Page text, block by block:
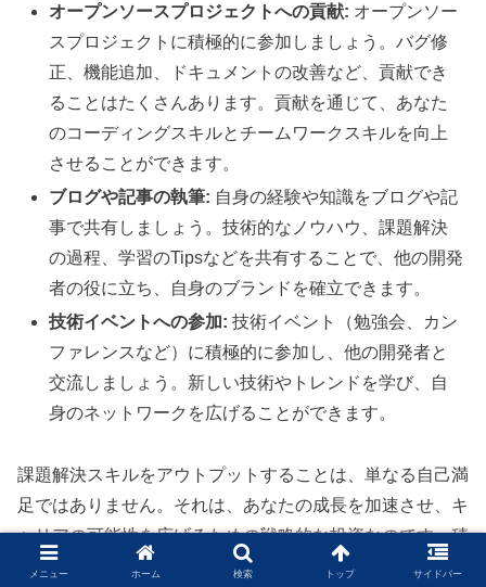
オープンソースプロジェクトへの貢献: オープンソー
スプロジェクトに積極的に参加しましょう。バグ修
正、機能追加、ドキュメントの改善など、貢献でき
ることはたくさんあります。貢献を通じて、あなた
のコーディングスキルとチームワークスキルを向上
させることができます。
ブログや記事の執筆: 自身の経験や知識をブログや記
事で共有しましょう。技術的なノウハウ、課題解決
の過程、学習のTipsなどを共有することで、他の開発
者の役に立ち、自身のブランドを確立できます。
技術イベントへの参加: 技術イベント（勉強会、カン
ファレンスなど）に積極的に参加し、他の開発者と
交流しましょう。新しい技術やトレンドを学び、自
身のネットワークを広げることができます。
課題解決スキルをアウトプットすることは、単なる自己満
足ではありません。それは、あなたの成長を加速させ、キ
ャリアの可能性を広げるための戦略的な投資なのです。積
極的にアウトプットに取り組み、自身の価値を高めていき
メニュー ホーム 検索 トップ サイドバー